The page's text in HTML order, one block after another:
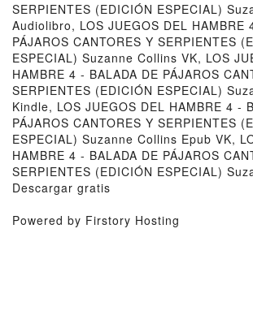
SERPIENTES (EDICIÓN ESPECIAL)
Audiolibro, LOS JUEGOS DEL HAMBRE
PÁJAROS CANTORES Y SERPIENTES
ESPECIAL) Suzanne Collins VK, LOS
HAMBRE 4 - BALADA DE PÁJAROS
SERPIENTES (EDICIÓN ESPECIAL)
Kindle, LOS JUEGOS DEL HAMBRE 4 -
PÁJAROS CANTORES Y SERPIENTES
ESPECIAL) Suzanne Collins Epub VK,
HAMBRE 4 - BALADA DE PÁJAROS
SERPIENTES (EDICIÓN ESPECIAL)
Descargar gratis
Powered by Firstory Hosting